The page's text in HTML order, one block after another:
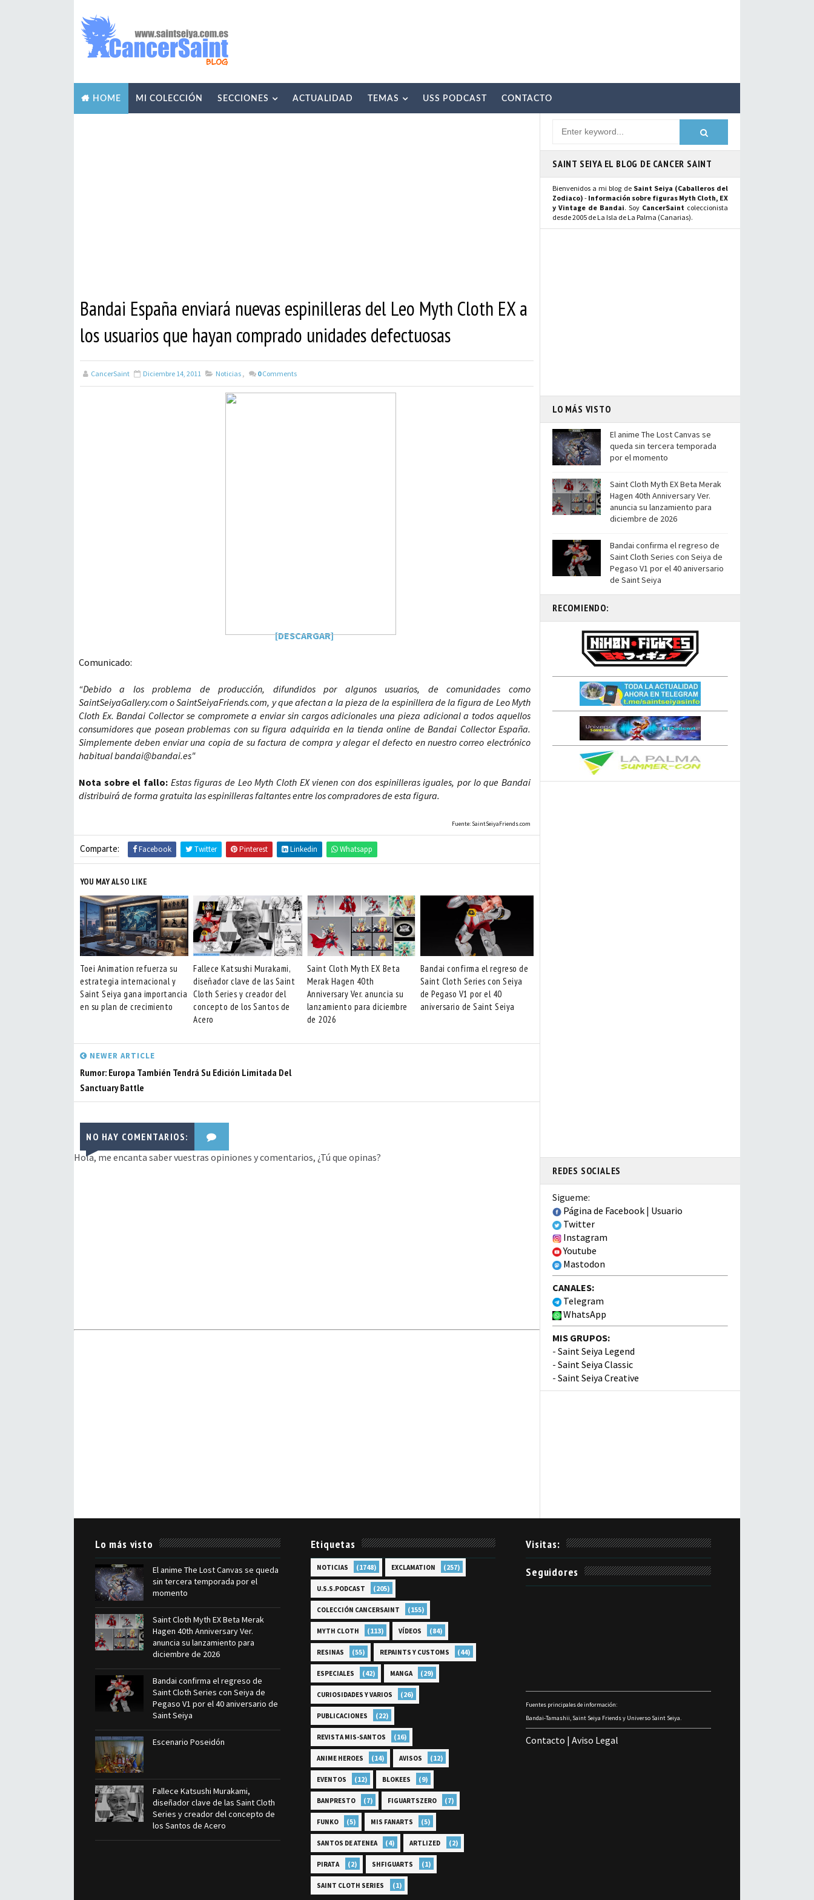
HOME MI COLECCIÓN SECCIONES ACTUALIDAD TEMAS USS PODCAST CONTACTO
Bandai España enviará nuevas espinilleras del Leo Myth Cloth EX a
los usuarios que hayan comprado unidades defectuosas
CancerSaint Diciembre 14, 2011 Noticias , 0 Comments
[DESCARGAR]
Comunicado:
“Debido a los problema de producción, difundidos por algunos usuarios, de comunidades como
SaintSeiyaGallery.com o SaintSeiyaFriends.com, y que afectan a la pieza de la espinillera de la figura de Leo Myth
Cloth Ex. Bandai Collector se compromete a enviar sin cargos adicionales una pieza adicional a todos aquellos
consumidores que posean problemas con su figura adquirida en la tienda online de Bandai Collector España.
Simplemente deben enviar una copia de su factura de compra y alegar el defecto en nuestro correo electrónico
habitual bandai@bandai.es"
Nota sobre el fallo: Estas figuras de Leo Myth Cloth EX vienen con dos espinilleras iguales, por lo que Bandai
distribuirá de forma gratuita las espinilleras faltantes entre los compradores de esta figura.
Fuente: SaintSeiyaFriends.com
Comparte: Facebook Twitter Pinterest Linkedin Whatsapp
YOU MAY ALSO LIKE
Toei Animation refuerza su
estrategia internacional y
Saint Seiya gana importancia
en su plan de crecimiento
Fallece Katsushi Murakami,
diseñador clave de las Saint
Cloth Series y creador del
concepto de los Santos de
Acero
Saint Cloth Myth EX Beta
Merak Hagen 40th
Anniversary Ver. anuncia su
lanzamiento para diciembre
de 2026
Bandai confirma el regreso de
Saint Cloth Series con Seiya
de Pegaso V1 por el 40
aniversario de Saint Seiya
NEWER ARTICLE
Rumor: Europa También Tendrá Su Edición Limitada Del
Sanctuary Battle
NO HAY COMENTARIOS:
Hola, me encanta saber vuestras opiniones y comentarios, ¿Tú que opinas?
SAINT SEIYA EL BLOG DE CANCER SAINT
Bienvenidos a mi blog de Saint Seiya (Caballeros del
Zodiaco) - Información sobre figuras Myth Cloth, EX
y Vintage de Bandai. Soy CancerSaint coleccionista
desde 2005 de La Isla de La Palma (Canarias).
LO MÁS VISTO
El anime The Lost Canvas se
queda sin tercera temporada
por el momento
Saint Cloth Myth EX Beta Merak
Hagen 40th Anniversary Ver.
anuncia su lanzamiento para
diciembre de 2026
Bandai confirma el regreso de
Saint Cloth Series con Seiya de
Pegaso V1 por el 40 aniversario
de Saint Seiya
RECOMIENDO:
REDES SOCIALES
Sigueme:
Página de Facebook | Usuario
Twitter
Instagram
Youtube
Mastodon
CANALES:
Telegram
WhatsApp
MIS GRUPOS:
- Saint Seiya Legend
- Saint Seiya Classic
- Saint Seiya Creative
Lo más visto
El anime The Lost Canvas se queda
sin tercera temporada por el
momento
Saint Cloth Myth EX Beta Merak
Hagen 40th Anniversary Ver.
anuncia su lanzamiento para
diciembre de 2026
Bandai confirma el regreso de
Saint Cloth Series con Seiya de
Pegaso V1 por el 40 aniversario de
Saint Seiya
Escenario Poseidón
Fallece Katsushi Murakami,
diseñador clave de las Saint Cloth
Series y creador del concepto de
los Santos de Acero
Etiquetas
NOTICIAS (1748) EXCLAMATION (257)
U.S.S.PODCAST (205)
COLECCIÓN CANCERSAINT (155)
MYTH CLOTH (113) VÍDEOS (84)
RESINAS (55) REPAINTS Y CUSTOMS (44)
ESPECIALES (42) MANGA (29)
CURIOSIDADES Y VARIOS (26)
PUBLICACIONES (22)
REVISTA MIS-SANTOS (16)
ANIME HEROES (14) AVISOS (12)
EVENTOS (12) BLOKEES (9)
BANPRESTO (7) FIGUARTSZERO (7)
FUNKO (5) MIS FANARTS (5)
SANTOS DE ATENEA (4) ARTLIZED (2)
PIRATA (2) SHFIGUARTS (1)
SAINT CLOTH SERIES (1)
Visitas:
Seguidores
Fuentes principales de información:
Bandai-Tamashii, Saint Seiya Friends y Universo Saint Seiya.
Contacto |Aviso Legal